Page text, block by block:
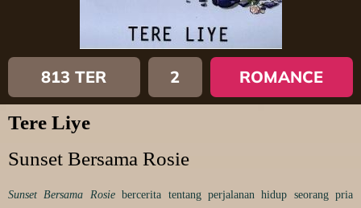
813 TER 2 ROMANCE
Tere Liye
Sunset Bersama Rosie
Sunset Bersama Rosiebercerita tentang perjalanan hidup seorang pria